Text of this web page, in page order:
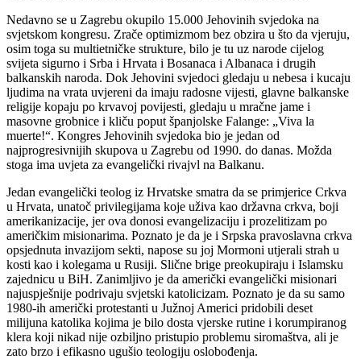
Nedavno se u Zagrebu okupilo 15.000 Jehovinih svjedoka na
svjetskom kongresu. Zrače optimizmom bez obzira u što da vjeruju,
osim toga su multietničke strukture, bilo je tu uz narode cijelog
svijeta sigurno i Srba i Hrvata i Bosanaca i Albanaca i drugih
balkanskih naroda. Dok Jehovini svjedoci gledaju u nebesa i kucaju
ljudima na vrata uvjereni da imaju radosne vijesti, glavne balkanske
religije kopaju po krvavoj povijesti, gledaju u mračne jame i
masovne grobnice i kliču poput španjolske Falange: „Viva la
muerte!“. Kongres Jehovinih svjedoka bio je jedan od
najprogresivnijih skupova u Zagrebu od 1990. do danas. Možda
stoga ima uvjeta za evangelički rivajvl na Balkanu.
Jedan evangelički teolog iz Hrvatske smatra da se primjerice Crkva
u Hrvata, unatoč privilegijama koje uživa kao državna crkva, boji
amerikanizacije, jer ova donosi evangelizaciju i prozelitizam po
američkim misionarima. Poznato je da je i Srpska pravoslavna crkva
opsjednuta invazijom sekti, napose su joj Mormoni utjerali strah u
kosti kao i kolegama u Rusiji. Slične brige preokupiraju i Islamsku
zajednicu u BiH. Zanimljivo je da američki evangelički misionari
najuspješnije podrivaju svjetski katolicizam. Poznato je da su samo
1980-ih američki protestanti u Južnoj Americi pridobili deset
milijuna katolika kojima je bilo dosta vjerske rutine i korumpiranog
klera koji nikad nije ozbiljno pristupio problemu siromaštva, ali je
zato brzo i efikasno ugušio teologiju oslobođenja.